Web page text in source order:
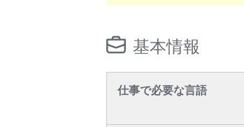
基本情報
仕事で必要な言語